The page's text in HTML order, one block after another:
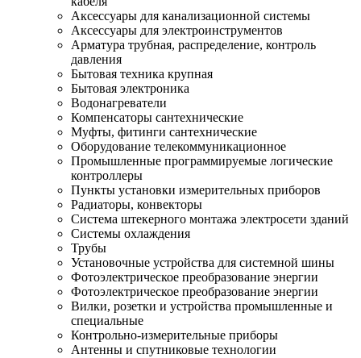
Аксессуары для канализационной системы
Аксессуары для электроинструментов
Арматура трубная, распределение, контроль
давления
Бытовая техника крупная
Бытовая электроника
Водонагреватели
Компенсаторы сантехнические
Муфты, фитинги сантехнические
Оборудование телекоммуникационное
Промышленные программируемые логические
контроллеры
Пункты установки измерительных приборов
Радиаторы, конвекторы
Система штекерного монтажа электросети зданий
Системы охлаждения
Трубы
Установочные устройства для системной шины
Фотоэлектрическое преобразование энергии
Фотоэлектрическое преобразование энергии
Вилки, розетки и устройства промышленные и
специальные
Контрольно-измерительные приборы
Антенны и спутниковые технологии